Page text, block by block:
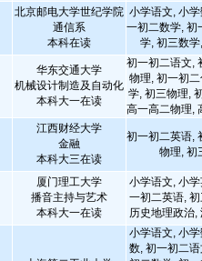
北京邮电大学世纪学院
通信系
本科在读
小学语文, 小
一初二数学, 初
学, 初三数
华东交通大学
机械设计制造及自动化
本科大一在读
初一初二语文,
物理, 初一初
学, 初三物理,
高一高二物理,
江西财经大学
金融
本科大三在读
初一初二英语,
物理, 初
厦门理工大学
播音主持与艺术
本科大一在读
小学语文, 小
一初二英语,
历史地理政治,
小学语文, 小
数, 初一初二